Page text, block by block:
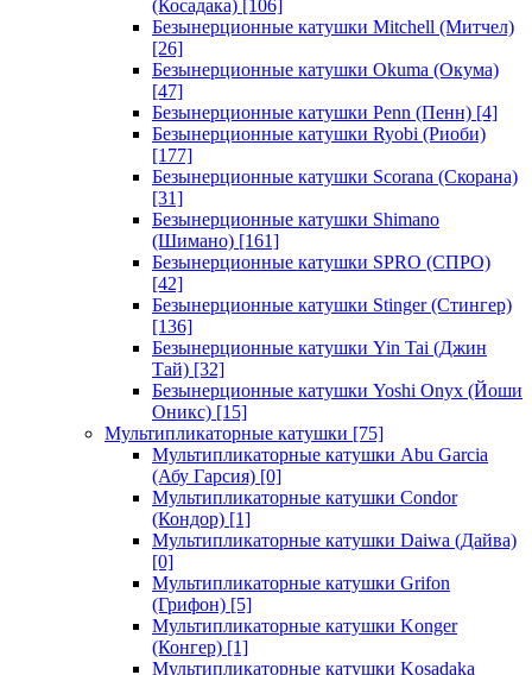
(Косадака) [106]
Безынерционные катушки Mitchell (Митчел)
[26]
Безынерционные катушки Okuma (Окума)
[47]
Безынерционные катушки Penn (Пенн) [4]
Безынерционные катушки Ryobi (Риоби)
[177]
Безынерционные катушки Scorana (Скорана)
[31]
Безынерционные катушки Shimano
(Шимано) [161]
Безынерционные катушки SPRO (СПРО)
[42]
Безынерционные катушки Stinger (Стингер)
[136]
Безынерционные катушки Yin Tai (Джин
Тай) [32]
Безынерционные катушки Yoshi Onyx (Йоши
Оникс) [15]
Мультипликаторные катушки [75]
Мультипликаторные катушки Abu Garcia
(Абу Гарсия) [0]
Мультипликаторные катушки Condor
(Кондор) [1]
Мультипликаторные катушки Daiwa (Дайва)
[0]
Мультипликаторные катушки Grifon
(Грифон) [5]
Мультипликаторные катушки Konger
(Конгер) [1]
Мультипликаторные катушки Kosadaka